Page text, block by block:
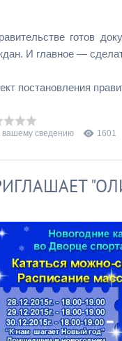
готов
И главное —
постановления
вашему сведению 1601